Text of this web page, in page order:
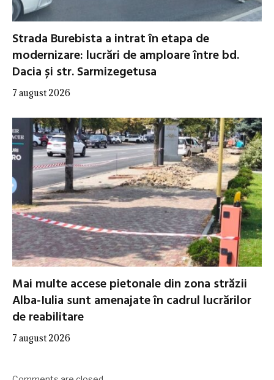
Strada Burebista a intrat în etapa de
modernizare: lucrări de amploare între bd.
Dacia și str. Sarmizegetusa
7 august 2026
Mai multe accese pietonale din zona străzii
Alba-Iulia sunt amenajate în cadrul lucrărilor
de reabilitare
7 august 2026